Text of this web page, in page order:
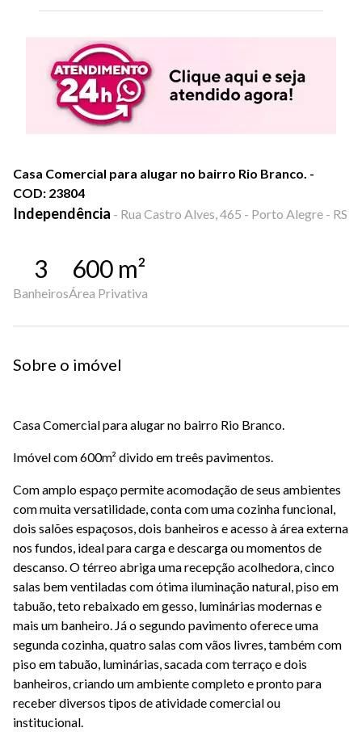
Casa Comercial para alugar no bairro Rio Branco. -
COD: 23804
Independência - Rua Castro Alves, 465 - Porto Alegre - RS
3
Banheiros
600 m²
Área Privativa
Sobre o imóvel
Casa Comercial para alugar no bairro Rio Branco.
Imóvel com 600m² divido em treês pavimentos.
Com amplo espaço permite acomodação de seus ambientes
com muita versatilidade, conta com uma cozinha funcional,
dois salões espaçosos, dois banheiros e acesso à área externa
nos fundos, ideal para carga e descarga ou momentos de
descanso. O térreo abriga uma recepção acolhedora, cinco
salas bem ventiladas com ótima iluminação natural, piso em
tabuão, teto rebaixado em gesso, luminárias modernas e
mais um banheiro. Já o segundo pavimento oferece uma
segunda cozinha, quatro salas com vãos livres, também com
piso em tabuão, luminárias, sacada com terraço e dois
banheiros, criando um ambiente completo e pronto para
receber diversos tipos de atividade comercial ou
institucional.